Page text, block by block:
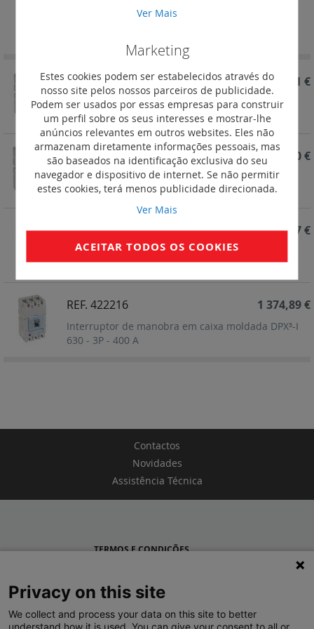
REF. 422219
Interruptor de manobra em caixa moldada DPX³-I
630 - 4P - 630 A
2 786,31 €
REF. 422218
Interruptor de manobra em caixa moldada DPX³-I
630 - 4P - 400 A
2 119,20 €
REF. 422217
Interruptor de manobra em caixa moldada DPX³-I
630 - 3P - 630 A
2 404,37 €
REF. 422216
Interruptor de manobra em caixa moldada DPX³-I
630 - 3P - 400 A
1 374,89 €
Contactos
Novidades
Assistência Técnica
Ver Mais
Marketing
Estes cookies podem ser estabelecidos através do
nosso site pelos nossos parceiros de publicidade.
Podem ser usados por essas empresas para construir
um perfil sobre os seus interesses e mostrar-lhe
anúncios relevantes em outros websites. Eles não
armazenam diretamente informações pessoais, mas
são baseados na identificação exclusiva do seu
navegador e dispositivo de internet. Se não permitir
estes cookies, terá menos publicidade direcionada.
Ver Mais
ACEITAR TODOS OS COOKIES
TERMOS E CONDIÇÕES
LEGRAND PORTUGAL
Privacy on this site
We collect and process your data on this site to better
understand how it is used. You can give your consent to all or